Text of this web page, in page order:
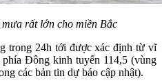
rất lớn cho miền Bắc
trong 24h tới được xác định từ vĩ
Đông kinh tuyến 114,5 (vùng
các bản tin dự báo cập nhật).